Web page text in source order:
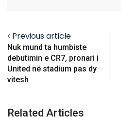
Previous article
Nuk mund ta humbiste
debutimin e CR7, pronari i
United në stadium pas dy
vitesh
Related Articles